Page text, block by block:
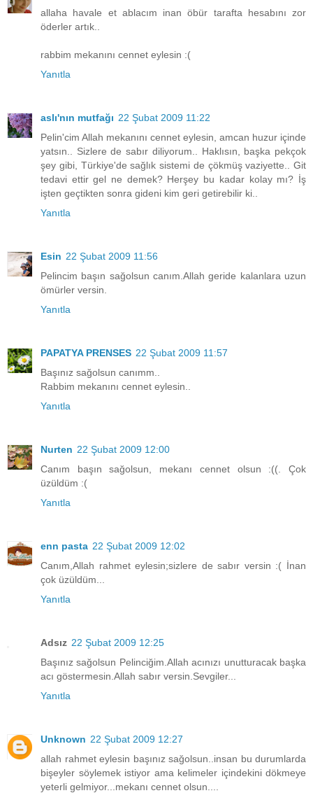
allaha havale et ablacım inan öbür tarafta hesabını zor
öderler artık..
rabbim mekanını cennet eylesin :(
Yanıtla
aslı'nın mutfağı 22 Şubat 2009 11:22
Pelin'cim Allah mekanını cennet eylesin, amcan huzur içinde
yatsın.. Sizlere de sabır diliyorum.. Haklısın, başka pekçok
şey gibi, Türkiye'de sağlık sistemi de çökmüş vaziyette.. Git
tedavi ettir gel ne demek? Herşey bu kadar kolay mı? İş
işten geçtikten sonra gideni kim geri getirebilir ki..
Yanıtla
Esin 22 Şubat 2009 11:56
Pelincim başın sağolsun canım.Allah geride kalanlara uzun
ömürler versin.
Yanıtla
PAPATYA PRENSES 22 Şubat 2009 11:57
Başınız sağolsun canımm..
Rabbim mekanını cennet eylesin..
Yanıtla
Nurten 22 Şubat 2009 12:00
Canım başın sağolsun, mekanı cennet olsun :((. Çok
üzüldüm :(
Yanıtla
enn pasta 22 Şubat 2009 12:02
Canım,Allah rahmet eylesin;sizlere de sabır versin :( İnan
çok üzüldüm...
Yanıtla
Adsız 22 Şubat 2009 12:25
Başınız sağolsun Pelinciğim.Allah acınızı unutturacak başka
acı göstermesin.Allah sabır versin.Sevgiler...
Yanıtla
Unknown 22 Şubat 2009 12:27
allah rahmet eylesin başınız sağolsun..insan bu durumlarda
bişeyler söylemek istiyor ama kelimeler içindekini dökmeye
yeterli gelmiyor...mekanı cennet olsun....